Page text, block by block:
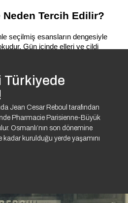
Tercih Edilir?
seçilmiş esansların dengesiyle
Gün içinde elleri ve cildi
arabada ve ofiste her an
2026
hâline ve kullanım senaryosuna
notaları enerjik ve dinamik
arayanlar için odunsu ve
edebilir.
Türkiyede
Jean Cesar Reboul tarafından
Pharmacie Parisienne-Büyük
Osmanlı’nın son dönemine
kadar kurulduğu yerde yaşamını